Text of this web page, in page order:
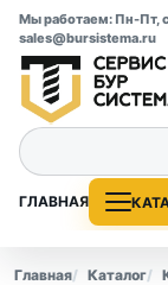
Мы работаем: Пн-Пт,
sales@bursistema.ru
ГЛАВНАЯ
Главная Каталог